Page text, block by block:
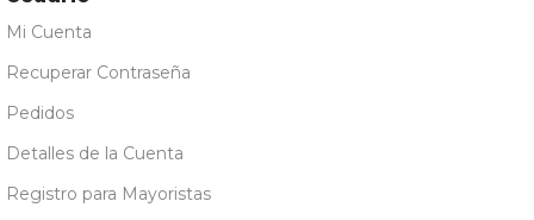
Mi Cuenta
Recuperar Contraseña
Pedidos
Detalles de la Cuenta
Registro para Mayoristas